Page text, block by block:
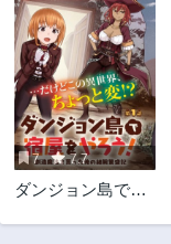
7 7.7
ダンジョン島で宿